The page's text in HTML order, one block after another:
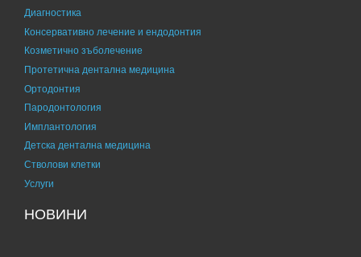
Диагностика
Консервативно лечение и ендодонтия
Козметично зъболечение
Протетична дентална медицина
Ортодонтия
Пародонтология
Имплантология
Детска дентална медицина
Стволови клетки
Услуги
НОВИНИ